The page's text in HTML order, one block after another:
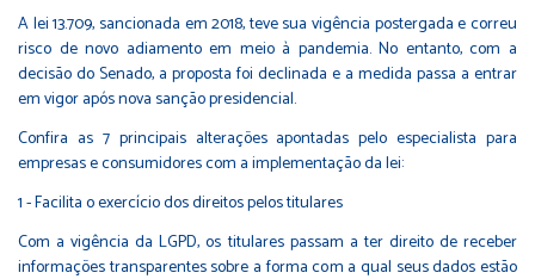
A lei 13.709, sancionada em 2018, teve sua vigência postergada e correu
risco de novo adiamento em meio à pandemia. No entanto, com a
decisão do Senado, a proposta foi declinada e a medida passa a entrar
em vigor após nova sanção presidencial.
Confira as 7 principais alterações apontadas pelo especialista para
empresas e consumidores com a implementação da lei:
1 - Facilita o exercício dos direitos pelos titulares
Com a vigência da LGPD, os titulares passam a ter direito de receber
informações transparentes sobre a forma com a qual seus dados estão